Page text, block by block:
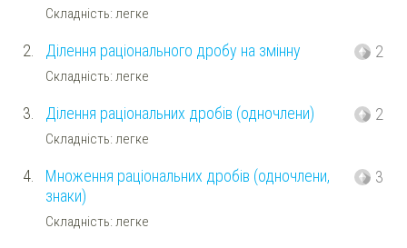
Складність: легке
2. Ділення раціонального дробу на змінну
Складність: легке
2
3. Ділення раціональних дробів (одночлени)
Складність: легке
2
4.
Множення раціональних дробів (одночлени,
знаки)
Складність: легке
3